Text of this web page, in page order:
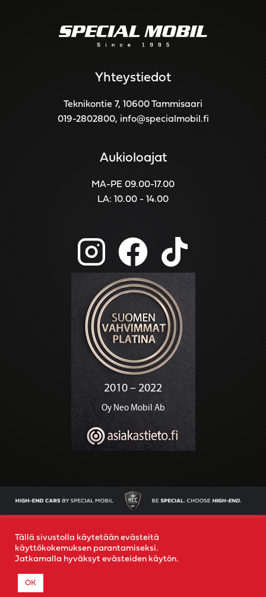
Yhteystiedot
Teknikontie 7, 10600 Tammisaari
019-2802800, info@specialmobil.fi
Aukioloajat
MA-PE 09.00-17.00
LA: 10.00 - 14.00
AJONEUVOT OSTAMME AUTOSI
© 2022
Tällä sivustolla käytetään evästeitä
käyttökokemuksen parantamiseksi.
Jatkamalla hyväksyt evästeiden käytön.
OK